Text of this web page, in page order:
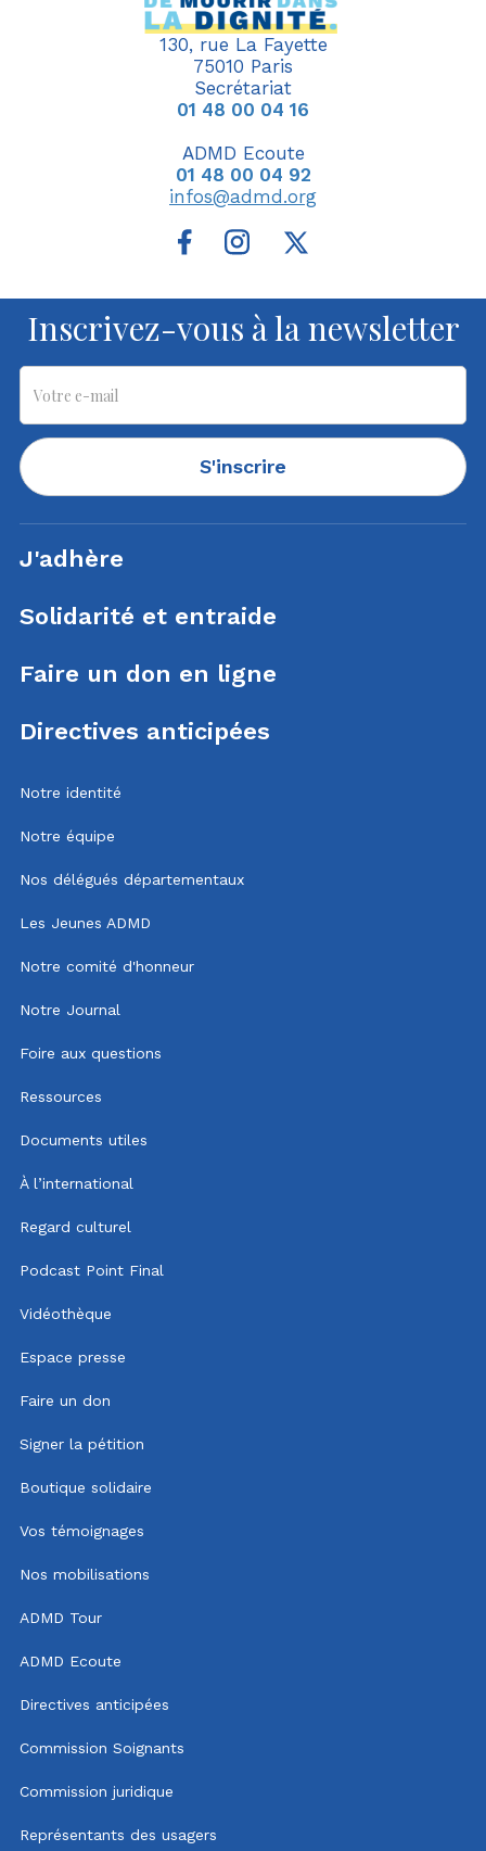
130, rue La Fayette
75010 Paris
Secrétariat
01 48 00 04 16
ADMD Ecoute
01 48 00 04 92
infos@admd.org
Inscrivez-vous à la newsletter
S'inscrire
J'adhère
Solidarité et entraide
Faire un don en ligne
Directives anticipées
Notre identité
Notre équipe
Nos délégués départementaux
Les Jeunes ADMD
Notre comité d'honneur
Notre Journal
Foire aux questions
Ressources
Documents utiles
À l’international
Regard culturel
Podcast Point Final
Vidéothèque
Espace presse
Faire un don
Signer la pétition
Boutique solidaire
Vos témoignages
Nos mobilisations
ADMD Tour
ADMD Ecoute
Directives anticipées
Commission Soignants
Commission juridique
Représentants des usagers